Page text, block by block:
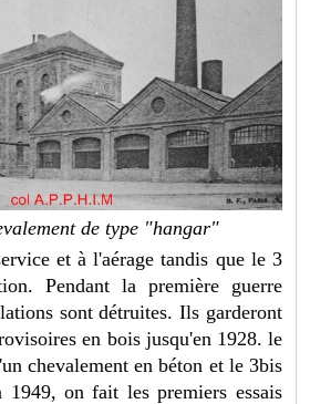
de type "hangar"
et à l'aérage tandis que le 3
Pendant la première guerre
sont détruites. Ils garderont
en bois jusqu'en 1928. le
chevalement en béton et le 3bis
1949, on fait les premiers essais